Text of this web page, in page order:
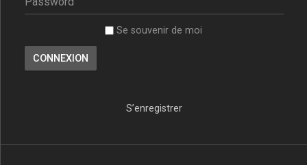
Se souvenir de moi
S’enregistrer